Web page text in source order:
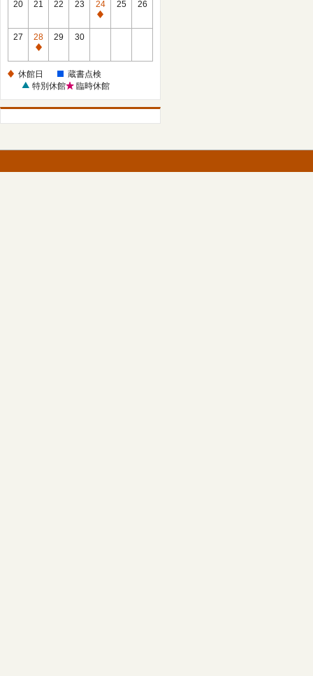
20 21 22 23
24
休
25 26
27
28
休
日
29 30
休館日
蔵書点検
特別休館
臨時休館